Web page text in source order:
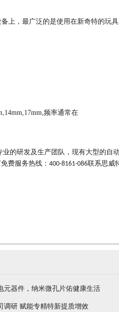
上，最广泛的是使用在新奇特的玩
频率通常在
的研发及生产团队，现有大型的自
免费服务热线： 400-8161-086联系思威
元器件，纳米微孔片佑健康生活
调研 赋能专精特新提质增效